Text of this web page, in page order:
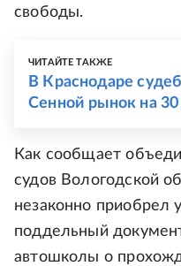
свободы.
ЧИТАЙТЕ ТАКЖЕ
В Краснодаре
Сенной рынок на
Как сообщает
судов Вологодской
незаконно приобрел
поддельный
автошколы о